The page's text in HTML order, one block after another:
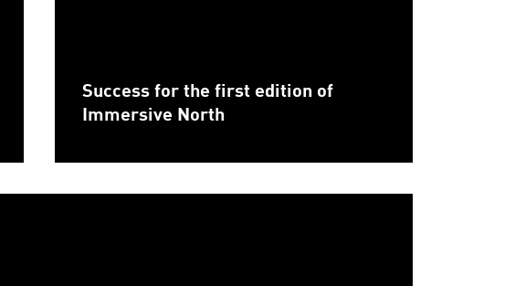
Success for the first edition of
Immersive North